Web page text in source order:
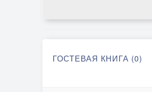
ГОСТЕВАЯ КНИГА (0)